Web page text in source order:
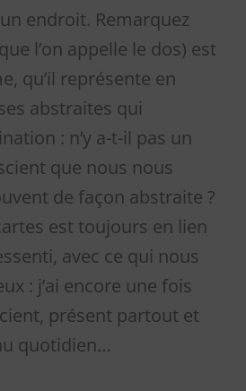
endroit. Remarquez
l’on appelle le dos) est
qu’il représente en
abstraites qui
: n’y a-t-il pas un
que nous nous
de façon abstraite ?
est toujours en lien
avec ce qui nous
: j’ai encore une fois
présent partout et
quotidien…